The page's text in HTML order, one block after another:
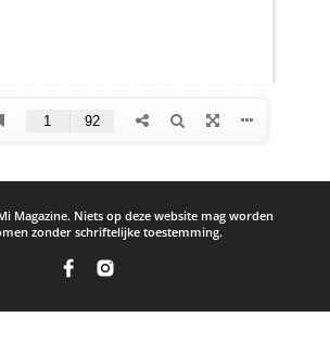
Magazine. Niets op deze website mag worden
zonder schriftelijke toestemming.